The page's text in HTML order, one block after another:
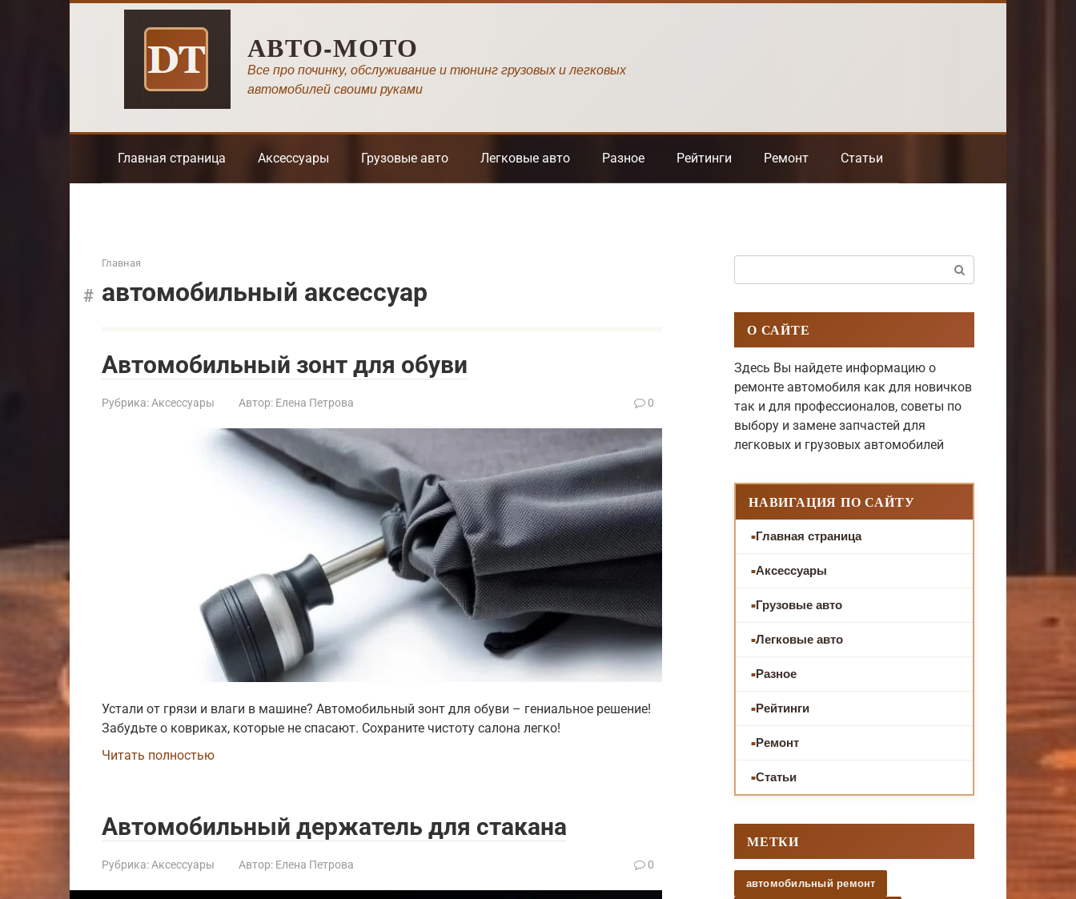
АВТО-МОТО
Все про починку, обслуживание и тюнинг грузовых и легковых
автомобилей своими руками
Главная страница Аксессуары Грузовые авто Легковые авто Разное Рейтинги Ремонт Статьи
Главная
автомобильный аксессуар
Автомобильный зонт для обуви
Рубрика: Аксессуары Автор: Елена Петрова 0
Устали от грязи и влаги в машине? Автомобильный зонт для обуви – гениальное решение!
Забудьте о ковриках, которые не спасают. Сохраните чистоту салона легко!
Читать полностью
Автомобильный держатель для стакана
Рубрика: Аксессуары Автор: Елена Петрова 0
О САЙТЕ
Здесь Вы найдете информацию о
ремонте автомобиля как для новичков
так и для профессионалов, советы по
выбору и замене запчастей для
легковых и грузовых автомобилей
НАВИГАЦИЯ ПО САЙТУ
Главная страница
Аксессуары
Грузовые авто
Легковые авто
Разное
Рейтинги
Ремонт
Статьи
МЕТКИ
автомобильный ремонт